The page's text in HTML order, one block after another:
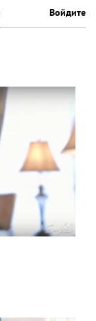
Войдите